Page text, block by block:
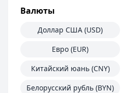
Валюты
Доллар США (USD)
Евро (EUR)
Китайский юань (CNY)
Белорусский рубль (BYN)